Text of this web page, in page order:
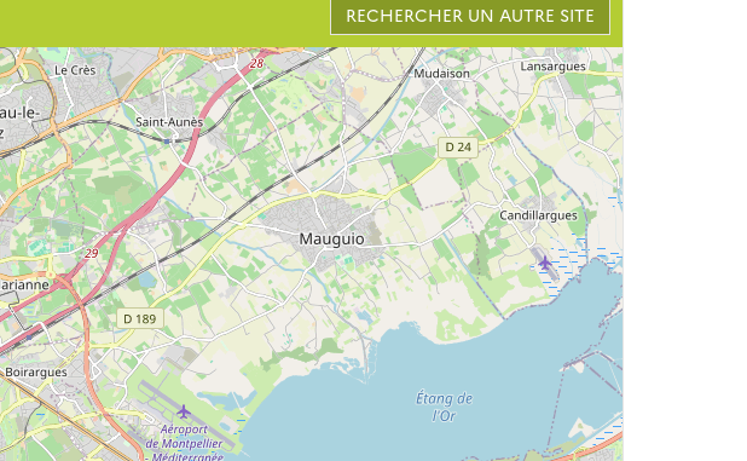
RECHERCHER UN AUTRE SITE